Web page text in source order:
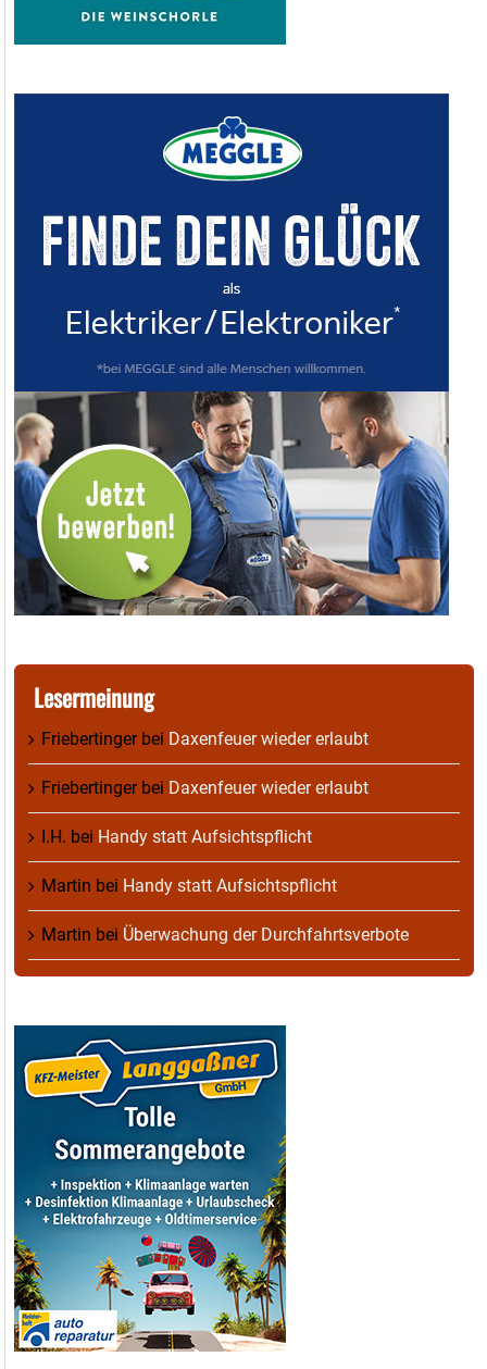
Lesermeinung
Friebertingerbei Daxenfeuer wieder erlaubt
Friebertingerbei Daxenfeuer wieder erlaubt
I.H. bei Handy statt Aufsichtspflicht
Martin bei Handy statt Aufsichtspflicht
Martin bei Überwachung der Durchfahrtsverbote